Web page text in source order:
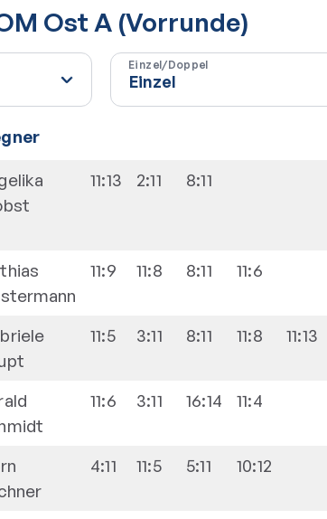
Ost A (Vorrunde)
Einzel/Doppel
11:13 2:11 8:11
11:9 11:8 8:11 11:6
11:5 3:11 8:11 11:8 11:13
11:6 3:11 16:14 11:4
4:11 11:5 5:11 10:12